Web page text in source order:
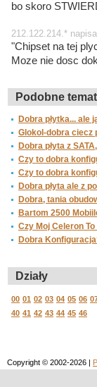
bo skoro
212.122.214.*
"Chipset na tej
Moze nie dosc
Podobne
Dobra płytka... ale
Glokol-dobra ciecz
Dobra płyta z
Czy to dobra
Czy to dobra
Dobra płyta ale z
Dobra, tania
Bartom 2500
Czy Moj Celeron
Dobra
Działy
00 01 02 03 04 05 06
40 41 42 43 44 45 46
Copyright © 2002-2026 |